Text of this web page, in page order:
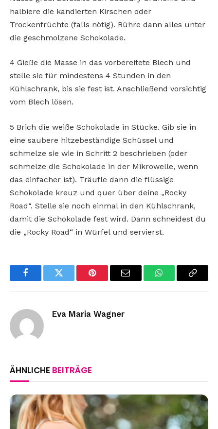
halbiere die kandierten Kirschen oder
Trockenfrüchte (falls nötig). Rühre dann alles unter
die geschmolzene Schokolade.
4 Gieße die Masse in das vorbereitete Blech und
stelle sie für mindestens 4 Stunden in den
Kühlschrank, bis sie fest ist. Anschließend vorsichtig
vom Blech lösen.
5 Brich die weiße Schokolade in Stücke. Gib sie in
eine saubere hitzebeständige Schüssel und
schmelze sie wie in Schritt 2 beschrieben (oder
schmelze die Schokolade in der Mikrowelle, wenn
das einfacher ist). Träufle dann die flüssige
Schokolade kreuz und quer über deine „Rocky
Road“. Stelle sie noch einmal in den Kühlschrank,
damit die Schokolade fest wird. Dann schneidest du
die „Rocky Road“ in Würfel und servierst.
FacebookTwitter Pinterest Email WhatsAppCopy
Eva Maria Wagner
ÄHNLICHE BEITRÄGE